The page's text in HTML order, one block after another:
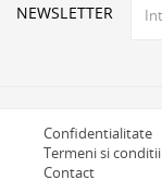
NEWSLETTER
Confidentialitate
Termeni si conditii
Contact